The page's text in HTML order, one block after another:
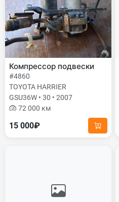
Компрессор подвески
#4860
TOYOTA HARRIER
GSU36W • 30 • 2007
72 000 км
15 000₽